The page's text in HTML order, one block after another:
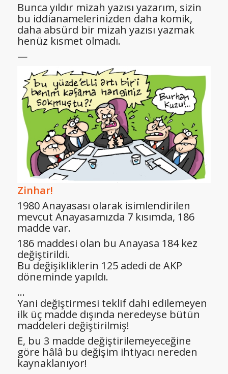
Bunca yıldır mizah yazısı yazarım, sizin
bu iddianamelerinizden daha komik,
daha absürd bir mizah yazısı yazmak
henüz kısmet olmadı.
—
Zinhar!
1980 Anayasası olarak isimlendirilen
mevcut Anayasamızda 7 kısımda, 186
madde var.
186 maddesi olan bu Anayasa 184 kez
değiştirildi.
Bu değişikliklerin 125 adedi de AKP
döneminde yapıldı.
…
Yani değiştirmesi teklif dahi edilemeyen
ilk üç madde dışında neredeyse bütün
maddeleri değiştirilmiş!
E, bu 3 madde değiştirilemeyeceğine
göre hâlâ bu değişim ihtiyacı nereden
kaynaklanıyor!